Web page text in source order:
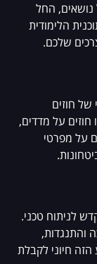
נושאים, החל
הלימודית
שלכם.
חוזים
חוזים על מדדים,
על מפרטי
לניתוח טכני.
והתנגדות,
הזה חיוני לקבלת